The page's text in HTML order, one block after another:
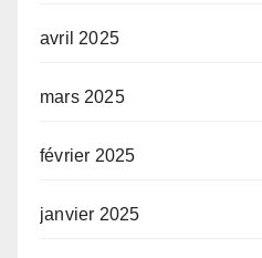
avril 2025
mars 2025
février 2025
janvier 2025